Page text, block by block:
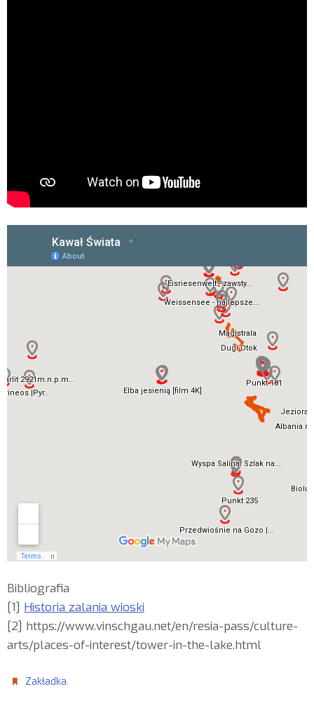
Bibliografia
[1] Historia zalania wioski
[2] https://www.vinschgau.net/en/resia-pass/culture-
arts/places-of-interest/tower-in-the-lake.html
Zakładka.